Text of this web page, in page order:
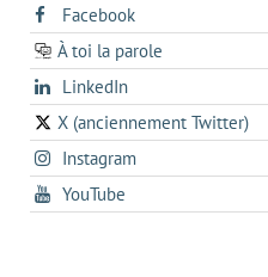
Facebooks'ouvre
dans
un
onglet
À toi la parole
opens
in
a
new
tab
LinkedInopens
in
a
new
X (anciennement Twitter)
s'ouvre
dans
un
nouvel
Instagrams'ouvre
dans
un
YouTube
dans